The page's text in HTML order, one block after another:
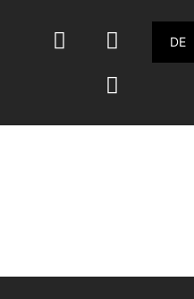
DE